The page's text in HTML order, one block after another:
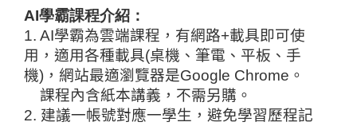
AI學霸課程介紹：
1. AI學霸為雲端課程，有網路+載具即可使
用，適用各種載具(桌機、筆電、平板、手
機) ，網站最適瀏覽器是Google Chrome 。
課程內含紙本講義，不需另購。
2. 建議一帳號對應一學生，避免學習歷程記